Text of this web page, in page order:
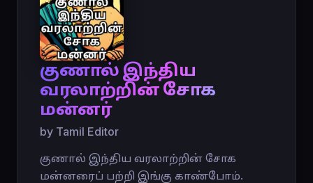
குணால் இந்திய
வரலாற்றின் சோக
மன்னர்
by Tamil Editor
குணால் இந்திய வரலாற்றின் சோக
மன்னரைப் பற்றி இங்கு காண்போம்.